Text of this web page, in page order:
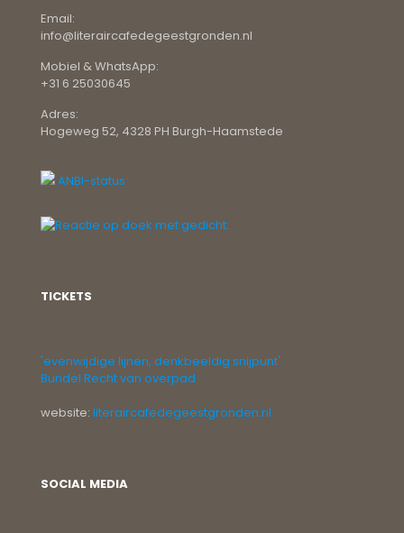
Email:
info@literaircafedegeestgronden.nl
Mobiel & WhatsApp:
+31 6 25030645
Adres:
Hogeweg 52, 4328 PH Burgh-Haamstede
ANBI-status
TICKETS
'evenwijdige lijnen, denkbeeldig snijpunt'
Bundel Recht van overpad
website: literaircafedegeestgronden.nl
SOCIAL MEDIA